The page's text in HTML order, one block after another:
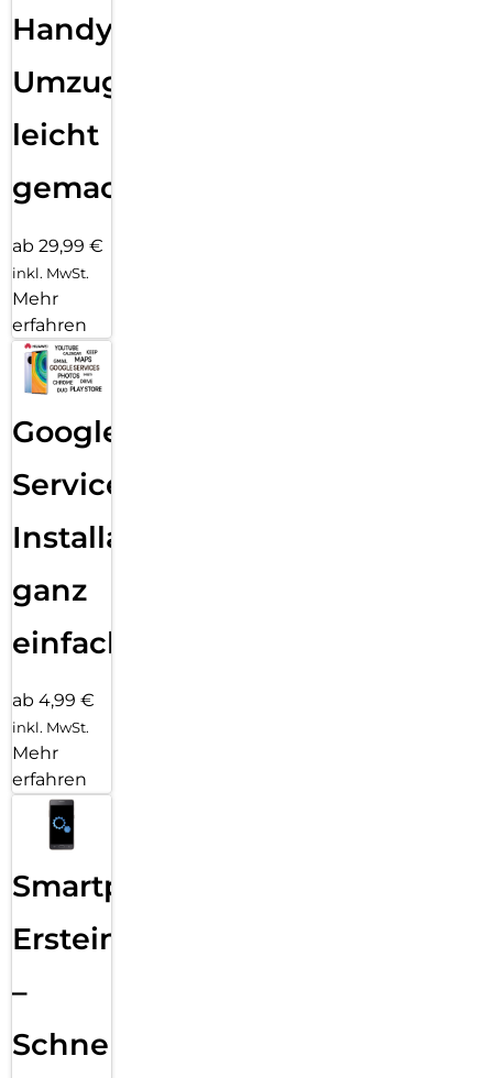
Handy
Umzug
leicht
gemacht!
ab 29,99 €
inkl. MwSt.
Mehr
erfahren
Google
Services
Installation
ganz
einfach
ab 4,99 €
inkl. MwSt.
Mehr
erfahren
Smartphone
Ersteinrichtung
–
Schnelle